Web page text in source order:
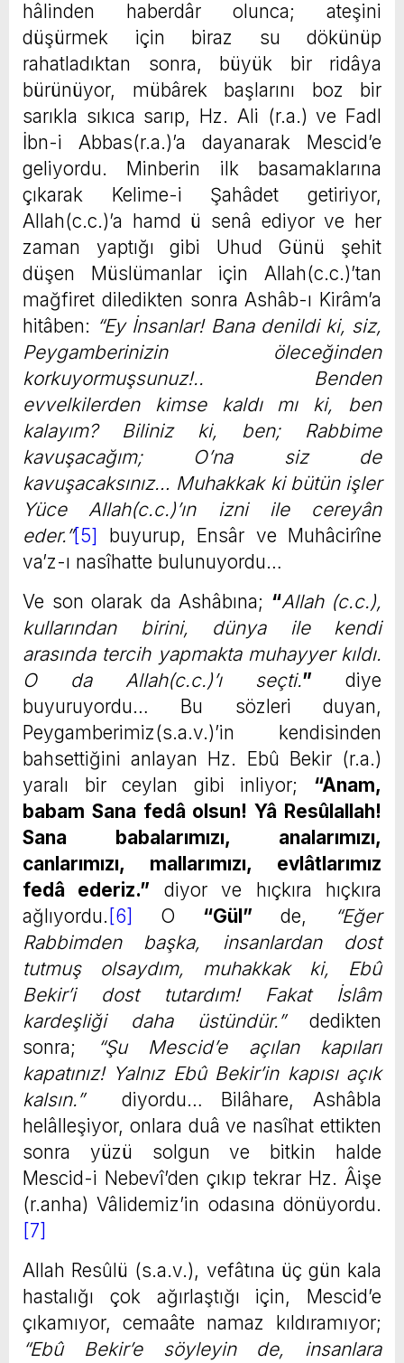
hâlinden haberdâr olunca; ateşini
düşürmek için biraz su dökünüp
rahatladıktan sonra, büyük bir ridâya
bürünüyor, mübârek başlarını boz bir
sarıkla sıkıca sarıp, Hz. Ali (r.a.) ve Fadl
İbn-i Abbas(r.a.)’a dayanarak Mescid’e
geliyordu. Minberin ilk basamaklarına
çıkarak Kelime-i Şahâdet getiriyor,
Allah(c.c.)’a hamd ü senâ ediyor ve her
zaman yaptığı gibi Uhud Günü şehit
düşen Müslümanlar için Allah(c.c.)’tan
mağfiret diledikten sonra Ashâb-ı Kirâm’a
hitâben: “Ey İnsanlar! Bana denildi ki, siz,
Peygamberinizin öleceğinden
korkuyormuşsunuz!.. Benden
evvelkilerden kimse kaldı mı ki, ben
kalayım? Biliniz ki, ben; Rabbime
kavuşacağım; O’na siz de
kavuşacaksınız… Muhakkak ki bütün işler
Yüce Allah(c.c.)’ın izni ile cereyân
eder.”[5]
buyurup, Ensâr ve Muhâcirîne
va’z-ı nasîhatte bulunuyordu…
Ve son olarak da Ashâbına; “Allah (c.c.),
kullarından birini, dünya ile kendi
arasında tercih yapmakta muhayyer kıldı.
O da Allah(c.c.)’ı seçti.” diye
buyuruyordu… Bu sözleri duyan,
Peygamberimiz(s.a.v.)’in kendisinden
bahsettiğini anlayan Hz. Ebû Bekir (r.a.)
yaralı bir ceylan gibi inliyor; “Anam,
babam Sana fedâ olsun! Yâ Resûlallah!
Sana babalarımızı, analarımızı,
canlarımızı, mallarımızı, evlâtlarımız
fedâ ederiz.” diyor ve hıçkıra hıçkıra
ağlıyordu. [6] O “Gül” de,
“Eğer
Rabbimden başka, insanlardan dost
tutmuş olsaydım, muhakkak ki, Ebû
Bekir’i dost tutardım! Fakat İslâm
kardeşliği daha üstündür.” dedikten
sonra;
“Şu Mescid’e açılan kapıları
kapatınız! Yalnız Ebû Bekir’in kapısı açık
kalsın.”diyordu… Bilâhare, Ashâbla
helâlleşiyor, onlara duâ ve nasîhat ettikten
sonra yüzü solgun ve bitkin halde
Mescid-i Nebevî’den çıkıp tekrar Hz. Âişe
(r.anha) Vâlidemiz’in odasına dönüyordu.
[7]
Allah Resûlü (s.a.v.), vefâtına üç gün kala
hastalığı çok ağırlaştığı için, Mescid’e
çıkamıyor, cemaâte namaz kıldıramıyor;
“Ebû Bekir’e söyleyin de, insanlara